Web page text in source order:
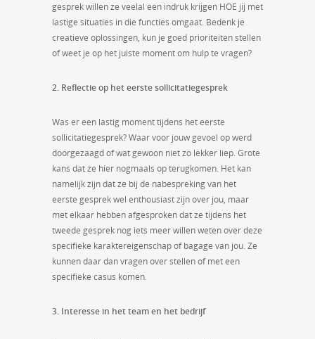
gesprek willen ze veelal een indruk krijgen HOE jij met
lastige situaties in die functies omgaat. Bedenk je
creatieve oplossingen, kun je goed prioriteiten stellen
of weet je op het juiste moment om hulp te vragen?
2. Reflectie op het eerste sollicitatiegesprek
Was er een lastig moment tijdens het eerste
sollicitatiegesprek? Waar voor jouw gevoel op werd
doorgezaagd of wat gewoon niet zo lekker liep. Grote
kans dat ze hier nogmaals op terugkomen. Het kan
namelijk zijn dat ze bij de nabespreking van het
eerste gesprek wel enthousiast zijn over jou, maar
met elkaar hebben afgesproken dat ze tijdens het
tweede gesprek nog iets meer willen weten over deze
specifieke karaktereigenschap of bagage van jou. Ze
kunnen daar dan vragen over stellen of met een
specifieke casus komen.
3. Interesse in het team en het bedrijf